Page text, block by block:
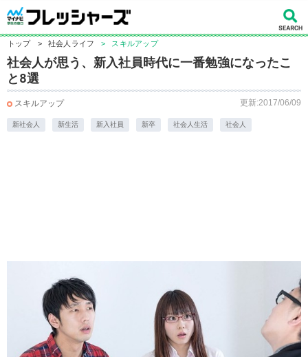
トップ > 社会人ライフ > スキルアップ
社会人が思う、新入社員時代に一番勉強になったこ
と8選
スキルアップ 更新:2017/06/09
新社会人 新生活 新入社員 新卒 社会人生活 社会人